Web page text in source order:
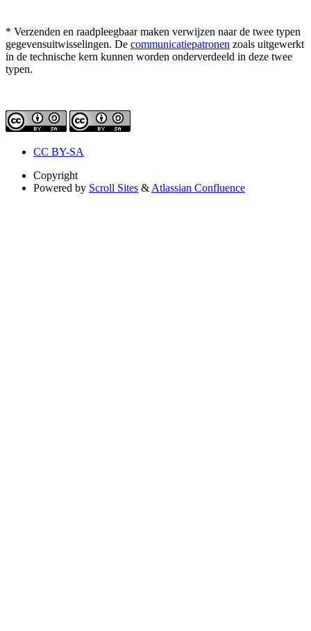
* Verzenden en raadpleegbaar maken verwijzen naar de twee typen
gegevensuitwisselingen. De communicatiepatronen zoals uitgewerkt
in de technische kern kunnen worden onderverdeeld in deze twee
typen.
CC BY-SA
Copyright
Powered by Scroll Sites & Atlassian Confluence